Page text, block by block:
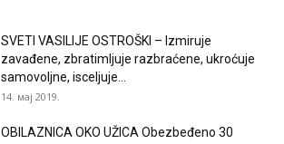
SVETI VASILIJE OSTROŠKI – Izmiruje
zavađene, zbratimljuje razbraćene, ukroćuje
samovoljne, isceljuje...
14. мај 2019.
OBILAZNICA OKO UŽICA Obezbeđeno 30